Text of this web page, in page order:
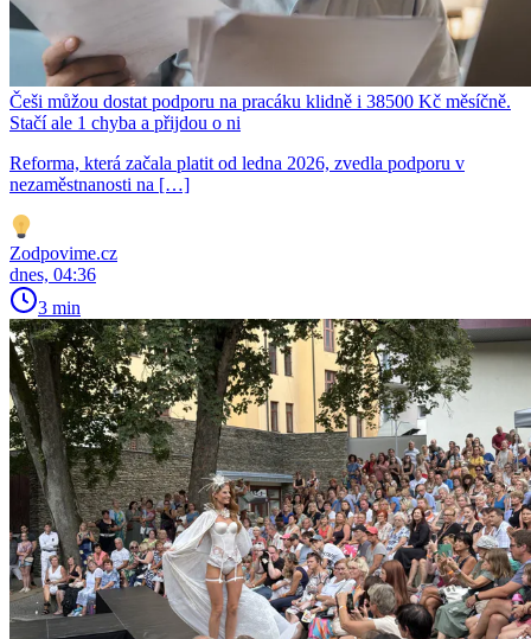
Češi můžou dostat podporu na pracáku klidně i 38500 Kč měsíčně.
Stačí ale 1 chyba a přijdou o ni
Reforma, která začala platit od ledna 2026, zvedla podporu v
nezaměstnanosti na […]
Zodpovime.cz
dnes, 04:36
3 min